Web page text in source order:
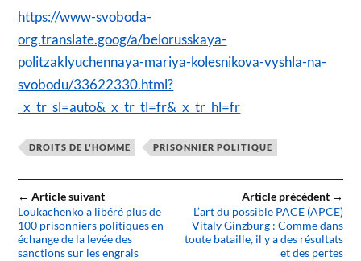
https://www-svoboda-
org.translate.goog/a/belorusskaya-
politzaklyuchennaya-mariya-kolesnikova-vyshla-na-
svobodu/33622330.html?
_x_tr_sl=auto&_x_tr_tl=fr&_x_tr_hl=fr
DROITS DE L'HOMME PRISONNIER POLITIQUE
← Article suivant
Loukachenko a libéré plus de
100 prisonniers politiques en
échange de la levée des
sanctions sur les engrais
Article précédent →
L’art du possible PACE (APCE)
Vitaly Ginzburg : Comme dans
toute bataille, il y a des résultats
et des pertes